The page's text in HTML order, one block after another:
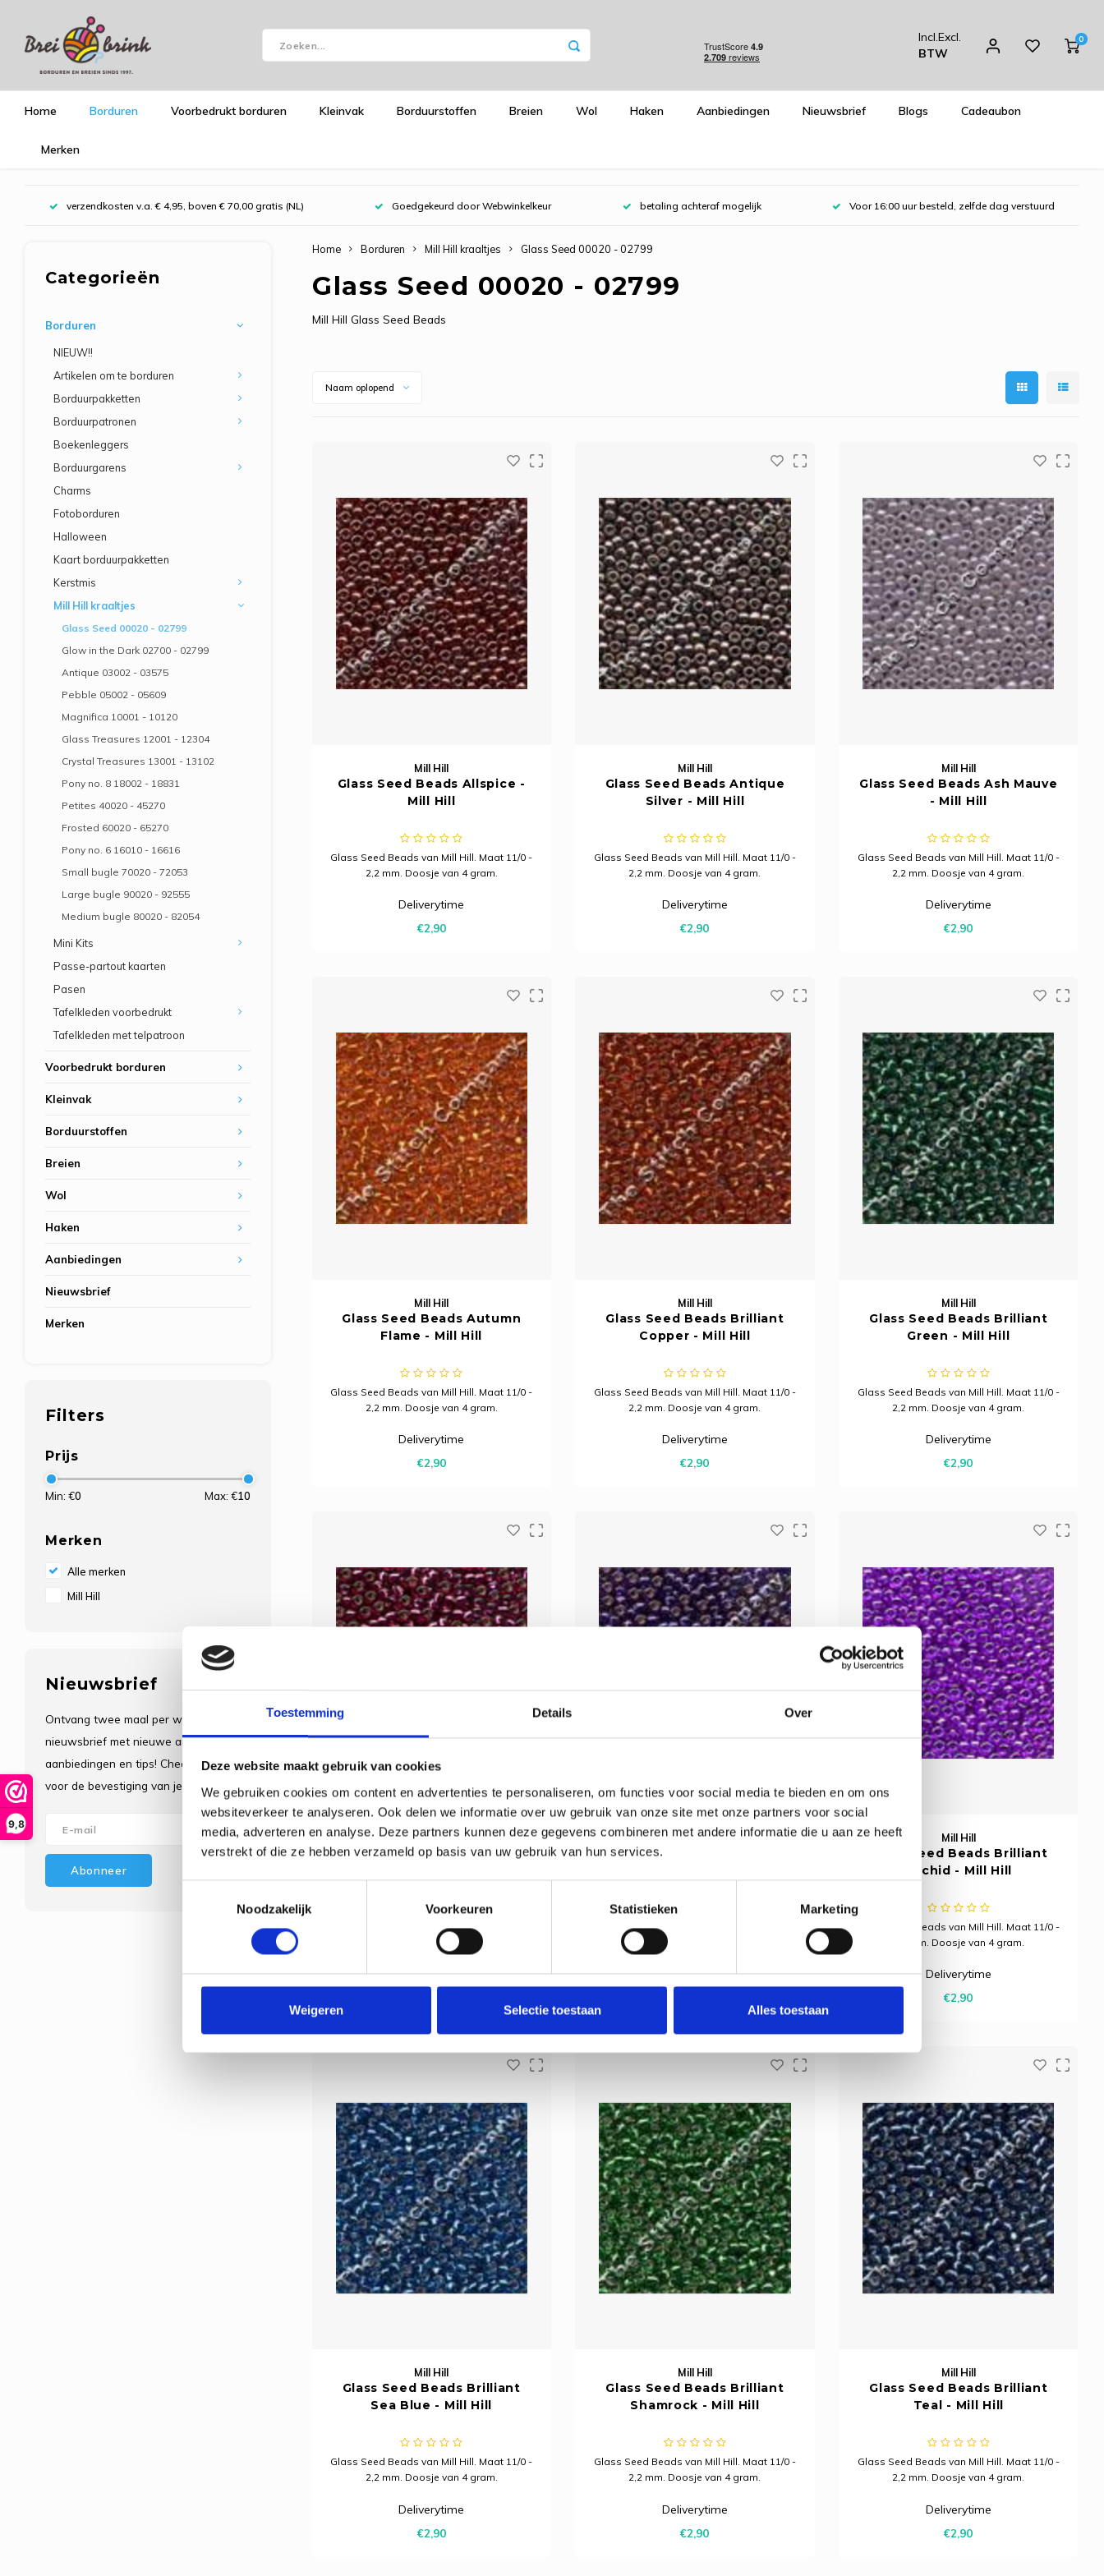
Toestemming Details Over
Deze website maakt gebruik van cookies
We gebruiken cookies om content en advertenties te personaliseren, om functies voor social media te bieden en om ons
websiteverkeer te analyseren. Ook delen we informatie over uw gebruik van onze site met onze partners voor social
media, adverteren en analyse. Deze partners kunnen deze gegevens combineren met andere informatie die u aan ze heeft
verstrekt of die ze hebben verzameld op basis van uw gebruik van hun services.
Noodzakelijk
Voorkeuren Statistieken Marketing
Weigeren Selectie toestaan Alles toestaan
9,8
Incl.Excl.
BTW
0
Home Borduren Voorbedrukt borduren Kleinvak Borduurstoffen Breien Wol Haken Aanbiedingen Nieuwsbrief Blogs Cadeaubon
Merken
verzendkosten v.a. € 4,95, boven € 70,00 gratis (NL) Goedgekeurd door Webwinkelkeur betaling achteraf mogelijk Voor 16:00 uur besteld, zelfde dag verstuurd
Categorieën
Borduren
NIEUW!!
Artikelen om te borduren
Borduurpakketten
Borduurpatronen
Boekenleggers
Borduurgarens
Charms
Fotoborduren
Halloween
Kaart borduurpakketten
Kerstmis
Mill Hill kraaltjes
Glass Seed 00020 - 02799
Glow in the Dark 02700 - 02799
Antique 03002 - 03575
Pebble 05002 - 05609
Magnifica 10001 - 10120
Glass Treasures 12001 - 12304
Crystal Treasures 13001 - 13102
Pony no. 8 18002 - 18831
Petites 40020 - 45270
Frosted 60020 - 65270
Pony no. 6 16010 - 16616
Small bugle 70020 - 72053
Large bugle 90020 - 92555
Medium bugle 80020 - 82054
Mini Kits
Passe-partout kaarten
Pasen
Tafelkleden voorbedrukt
Tafelkleden met telpatroon
Voorbedrukt borduren
Kleinvak
Borduurstoffen
Breien
Wol
Haken
Aanbiedingen
Nieuwsbrief
Merken
Filters
Prijs
Min: €0 Max: €10
Merken
Alle merken
Mill Hill
Nieuwsbrief
Ontvang twee maal per week de
nieuwsbrief met nieuwe artikelen,
aanbiedingen en tips! Check je e-mail
voor de bevestiging van je inschrijving.
Abonneer
Home Borduren Mill Hill kraaltjes Glass Seed 00020 - 02799
Glass Seed 00020 - 02799
Mill Hill Glass Seed Beads
Naam oplopend
Mill Hill
Glass Seed Beads Allspice -
Mill Hill
Glass Seed Beads van Mill Hill. Maat 11/0 -
2,2 mm. Doosje van 4 gram.
Deliverytime
€2,90
Mill Hill
Glass Seed Beads Antique
Silver - Mill Hill
Glass Seed Beads van Mill Hill. Maat 11/0 -
2,2 mm. Doosje van 4 gram.
Deliverytime
€2,90
Mill Hill
Glass Seed Beads Ash Mauve
- Mill Hill
Glass Seed Beads van Mill Hill. Maat 11/0 -
2,2 mm. Doosje van 4 gram.
Deliverytime
€2,90
Mill Hill
Glass Seed Beads Autumn
Flame - Mill Hill
Glass Seed Beads van Mill Hill. Maat 11/0 -
2,2 mm. Doosje van 4 gram.
Deliverytime
€2,90
Mill Hill
Glass Seed Beads Brilliant
Copper - Mill Hill
Glass Seed Beads van Mill Hill. Maat 11/0 -
2,2 mm. Doosje van 4 gram.
Deliverytime
€2,90
Mill Hill
Glass Seed Beads Brilliant
Green - Mill Hill
Glass Seed Beads van Mill Hill. Maat 11/0 -
2,2 mm. Doosje van 4 gram.
Deliverytime
€2,90
Mill Hill
Glass Seed Beads Brilliant
Glass Seed Beads van Mill Hill. Maat 11/0 -
2,2 mm. Doosje van 4 gram.
Deliverytime
Mill Hill
Glass Seed Beads Brilliant
Glass Seed Beads van Mill Hill. Maat 11/0 -
2,2 mm. Doosje van 4 gram.
Deliverytime
Mill Hill
Glass Seed Beads Brilliant
Orchid - Mill Hill
Glass Seed Beads van Mill Hill. Maat 11/0 -
2,2 mm. Doosje van 4 gram.
Deliverytime
€2,90
Mill Hill
Glass Seed Beads Brilliant
Sea Blue - Mill Hill
Glass Seed Beads van Mill Hill. Maat 11/0 -
2,2 mm. Doosje van 4 gram.
Deliverytime
€2,90
Mill Hill
Glass Seed Beads Brilliant
Shamrock - Mill Hill
Glass Seed Beads van Mill Hill. Maat 11/0 -
2,2 mm. Doosje van 4 gram.
Deliverytime
€2,90
Mill Hill
Glass Seed Beads Brilliant
Teal - Mill Hill
Glass Seed Beads van Mill Hill. Maat 11/0 -
2,2 mm. Doosje van 4 gram.
Deliverytime
€2,90